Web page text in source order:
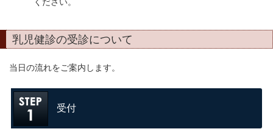
乳児健診の受診について
当日の流れをご案内します。
受付